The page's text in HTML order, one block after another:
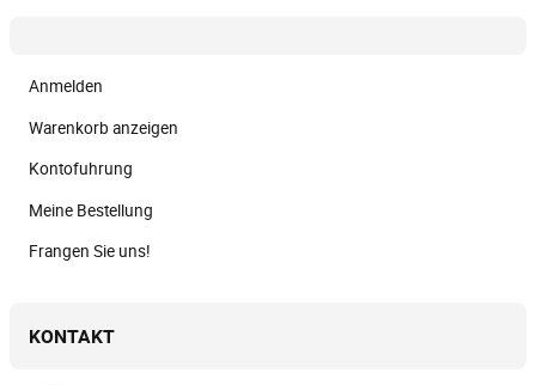
Anmelden
Warenkorb anzeigen
Kontofuhrung
Meine Bestellung
Frangen Sie uns!
KONTAKT